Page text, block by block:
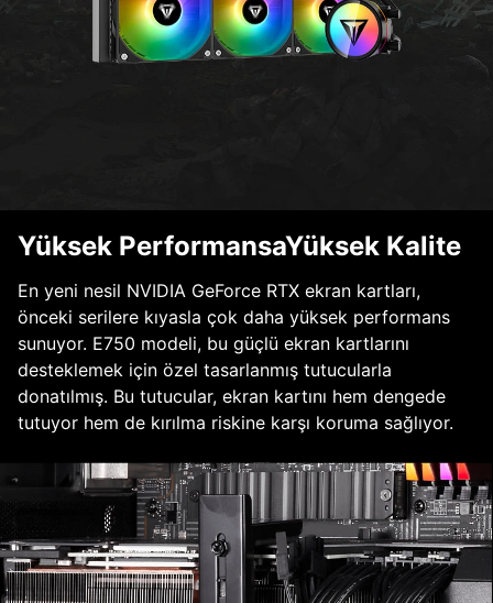
Yüksek PerformansaYüksek Kalite
En yeni nesil NVIDIA GeForce RTX ekran kartları,
önceki serilere kıyasla çok daha yüksek performans
sunuyor. E750 modeli, bu güçlü ekran kartlarını
desteklemek için özel tasarlanmış tutucularla
donatılmış. Bu tutucular, ekran kartını hem dengede
tutuyor hem de kırılma riskine karşı koruma sağlıyor.